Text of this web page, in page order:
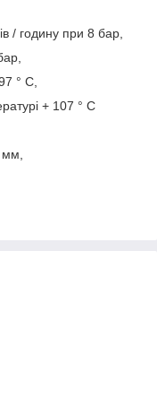
/ годину при 8 бар,
° C,
+ 107 ° C